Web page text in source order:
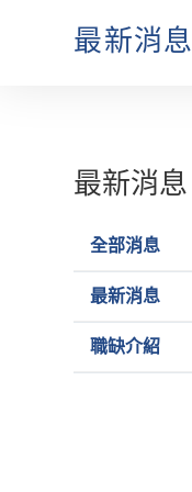
最新消息
最新消息
全部消息
最新消息
職缺介紹